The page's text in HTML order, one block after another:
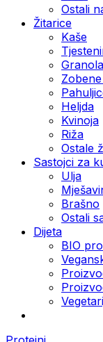
Ostali
Žitarice
Kaše
Granola
Heljda
Kvinoja
Riža
Ostale
Sastojci za
Ulja
Brašno
Ostali
Dijeta
BIO